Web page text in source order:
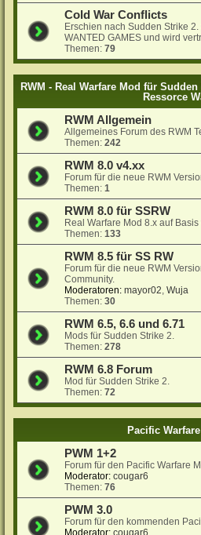
Cold War Conflicts
Erschien nach Sudden Strike
WANTED GAMES und wird
Themen:79
RWM - Real Warfare Mod für
Ressorce
RWM Allgemein
Allgemeines Forum des RWM
Themen:242
RWM 8.0 v4.xx
Forum für die neue RWM
Themen:1
RWM 8.0 für SSRW
Real Warfare Mod 8.x auf
Themen:133
RWM 8.5 für SS RW
Forum für die neue RWM
Community.
Moderatoren: mayor02,Wuja
Themen:30
RWM 6.5, 6.6 und 6.71
Mods für Sudden Strike 2.
Themen:278
RWM 6.8 Forum
Mod für Sudden Strike 2.
Themen:72
Pacific
PWM 1+2
Forum für den Pacific Warfare
Moderator: cougar6
Themen:76
PWM 3.0
Forum für den kommenden
Moderator: cougar6